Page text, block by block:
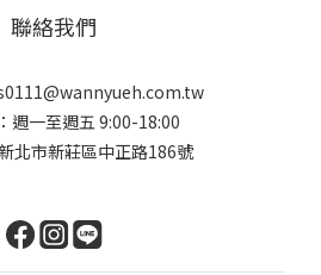
聯絡我們
週一至週五 9:00-18:00
北市新莊區中正路186號